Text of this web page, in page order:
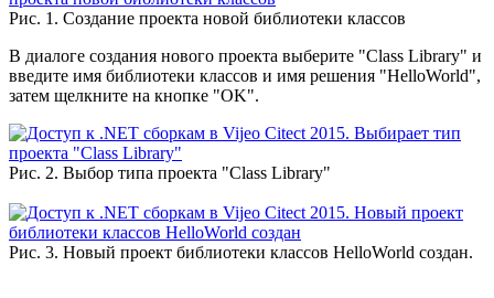
Рис. 1. Создание проекта новой библиотеки классов
В диалоге создания нового проекта выберите "Class Library" и
введите имя библиотеки классов и имя решения "HelloWorld",
затем щелкните на кнопке "OK".
Рис. 2. Выбор типа проекта "Class Library"
Рис. 3. Новый проект библиотеки классов HelloWorld создан.